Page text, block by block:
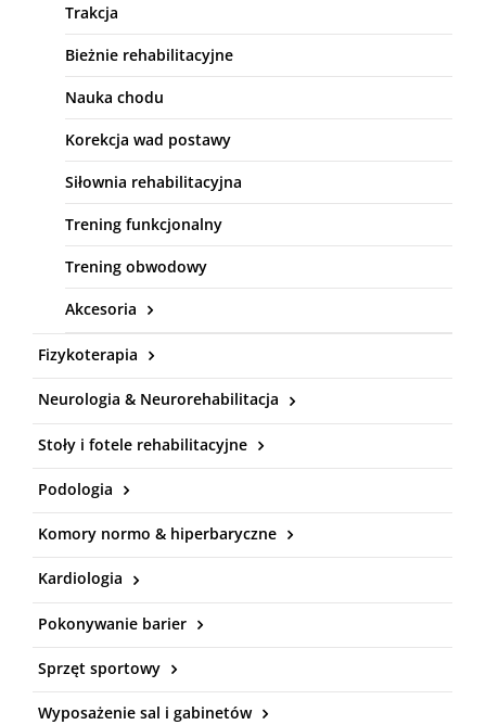
Trakcja
Bieżnie rehabilitacyjne
Nauka chodu
Korekcja wad postawy
Siłownia rehabilitacyjna
Trening funkcjonalny
Trening obwodowy
Akcesoria
Fizykoterapia
Neurologia & Neurorehabilitacja
Stoły i fotele rehabilitacyjne
Podologia
Komory normo & hiperbaryczne
Kardiologia
Pokonywanie barier
Sprzęt sportowy
Wyposażenie sal i gabinetów